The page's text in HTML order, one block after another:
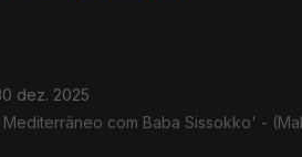
dez. 2025
com Baba Sissokko' -